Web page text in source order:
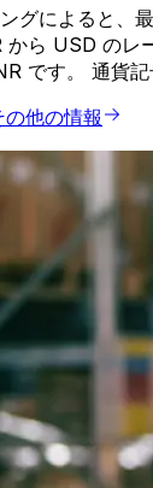
グによると、
ら USD のレ
です。 通貨記
他の情報